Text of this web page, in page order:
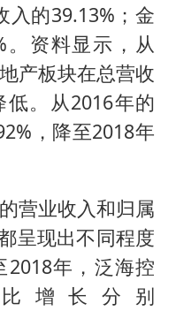
入的39.13%；金
。资料显示，从
产板块在总营收
。从2016年的
，降至2018年
营业收入和归属
呈现出不同程度
2018年，泛海控
增长分别